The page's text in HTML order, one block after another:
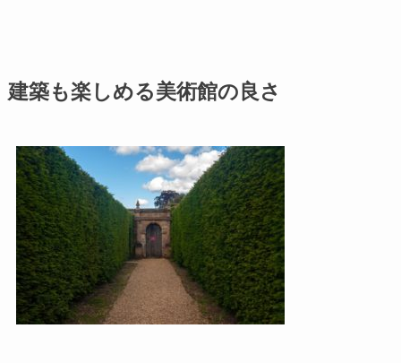
建築も楽しめる美術館の良さ